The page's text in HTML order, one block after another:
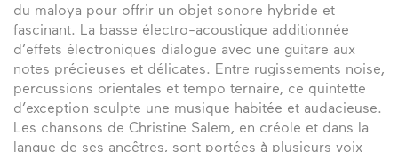
du maloya pour offrir un objet sonore hybride et
fascinant. La basse électro-acoustique additionnée
d’effets électroniques dialogue avec une guitare aux
notes précieuses et délicates. Entre rugissements noise,
percussions orientales et tempo ternaire, ce quintette
d’exception sculpte une musique habitée et audacieuse.
Les chansons de Christine Salem, en créole et dans la
langue de ses ancêtres, sont portées à plusieurs voix